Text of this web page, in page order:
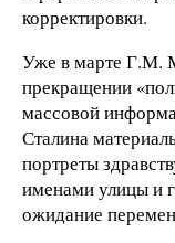
корректировки.
Уже в марте Г.М.
прекращении
массовой
Сталина
портреты
именами улицы и
ожидание